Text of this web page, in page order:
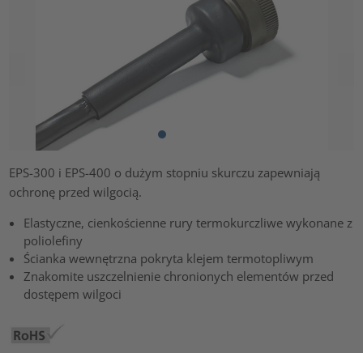
EPS-300 i EPS-400 o dużym stopniu skurczu zapewniają
ochronę przed wilgocią.
Elastyczne, cienkościenne rury termokurczliwe wykonane z
poliolefiny
Ścianka wewnętrzna pokryta klejem termotopliwym
Znakomite uszczelnienie chronionych elementów przed
dostępem wilgoci